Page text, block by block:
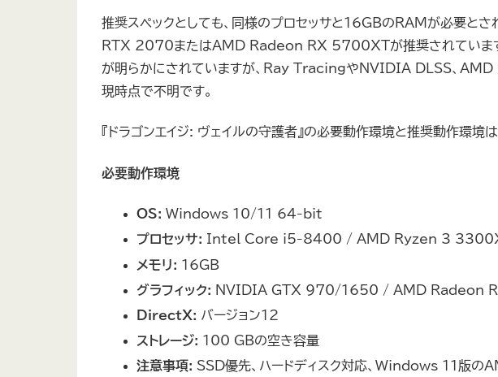
推奨スペックとしても、同様のプロセッサと16GBのRAMが必要とさ
RTX 2070またはAMD Radeon RX 5700XTが推奨されていま
が明らかにされていますが、Ray TracingやNVIDIA DLSS、
現時点で不明です。
『ドラゴンエイジ: ヴェイルの守護者』の必要動作環境と推奨動作環境
必要動作環境
OS: Windows 10/11 64-bit
プロセッサ: Intel Core i5-8400 / AMD Ryzen 3
メモリ: 16GB
グラフィック: NVIDIA GTX 970/1650 / AMD Radeon
DirectX: バージョン12
ストレージ: 100 GBの空き容量
注意事項: SSD優先、ハードディスク対応、Windows 11版